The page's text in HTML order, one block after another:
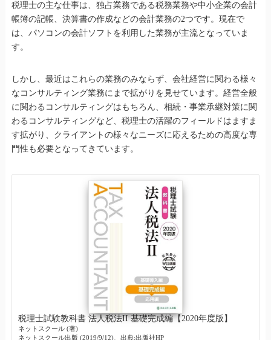
税理士の主な仕事は、独占業務である税務業務や中小企業の会計
帳簿の記帳、決算書の作成などの会計業務の2つです。現在で
は、パソコンの会計ソフトを利用した業務が主流となっていま
す。
しかし、最近はこれらの業務のみならず、会社経営に関わる様々
なコンサルティング業務にまで拡がりを見せています。経営全般
に関わるコンサルティングはもちろん、相続・事業承継対策に関
わるコンサルティングなど、税理士の活躍のフィールドはますま
す拡がり、クライアントの様々なニーズに応えるための高度な専
門性も必要となってきています。
税理士試験教科書 法人税法II 基礎完成編【2020年度版】
ネットスクール (著)
ネットスクール出版 (2019/9/12)、出典:出版社HP